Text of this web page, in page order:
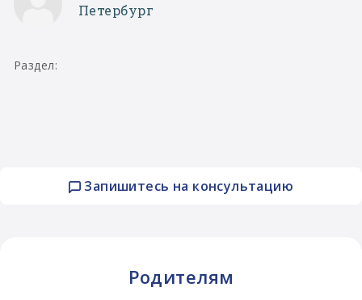
Запишитесь на консультацию
Родителям
Петербург
Раздел: